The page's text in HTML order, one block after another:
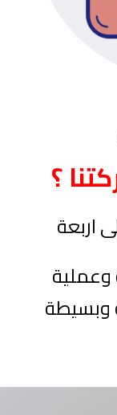
؟
اربعة
وبسيطة